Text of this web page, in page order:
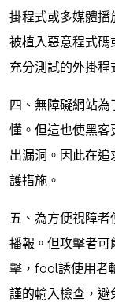
掛程式或多媒體播
被植入惡意程式碼
充分測試的外掛程
四、無障礙網站
懂。但這也使黑客
出漏洞。因此在
護措施。
五、為方便視障
播報。但攻擊者可
擊，fool誘使用者
謹的輸入檢查，避